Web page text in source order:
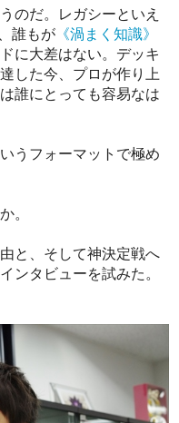
のだ。レガシーといえ
誰もが 《渦まく知識》
に大差はない。デッキ
した今、プロが作り上
誰にとっても容易なは
うフォーマットで極め
。
と、そして神決定戦へ
ンタビューを試みた。